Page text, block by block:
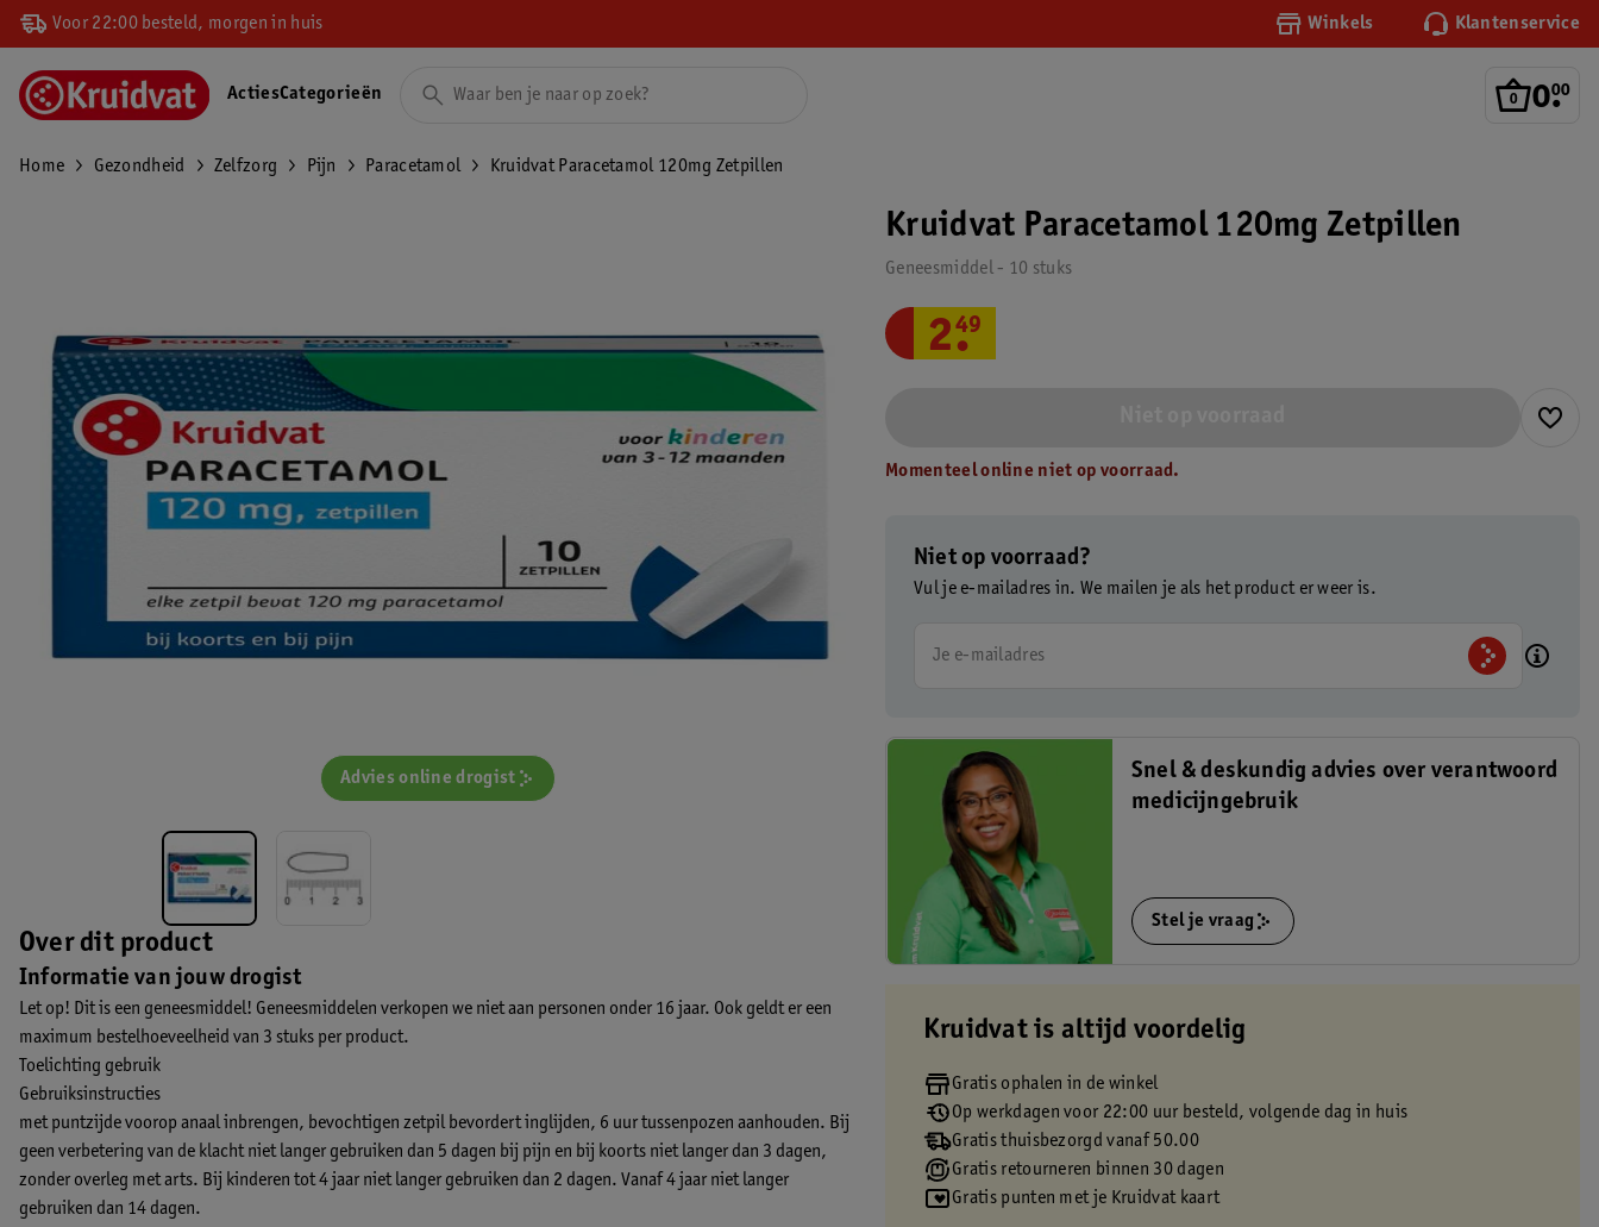
Voor 22:00 besteld, morgen in huis Winkels Klantenservice
0.
00
ActiesCategorieën
Home Gezondheid Zelfzorg Pijn Paracetamol Kruidvat Paracetamol 120mg Zetpillen
Advies online drogist
Over dit product
Informatie van jouw drogist
Let op! Dit is een geneesmiddel! Geneesmiddelen verkopen we niet aan personen onder 16 jaar. Ook geldt er een
maximum bestelhoeveelheid van 3 stuks per product.
Toelichting gebruik
Gebruiksinstructies
met puntzijde voorop anaal inbrengen, bevochtigen zetpil bevordert inglijden, 6 uur tussenpozen aanhouden. Bij
geen verbetering van de klacht niet langer gebruiken dan 5 dagen bij pijn en bij koorts niet langer dan 3 dagen,
zonder overleg met arts. Bij kinderen tot 4 jaar niet langer gebruiken dan 2 dagen. Vanaf 4 jaar niet langer
gebruiken dan 14 dagen.
Kruidvat Paracetamol 120mg Zetpillen
Geneesmiddel - 10 stuks
2.
49
Momenteel online niet op voorraad.
Niet op voorraad?
Vul je e-mailadres in. We mailen je als het product er weer is.
Je e-mailadres
Snel & deskundig advies over verantwoord
medicijngebruik
Stel je vraag
Kruidvat is altijd voordelig
Gratis ophalen in de winkel
Op werkdagen voor 22:00 uur besteld, volgende dag in huis
Gratis thuisbezorgd vanaf 50.00
Gratis retourneren binnen 30 dagen
Gratis punten met je Kruidvat kaart